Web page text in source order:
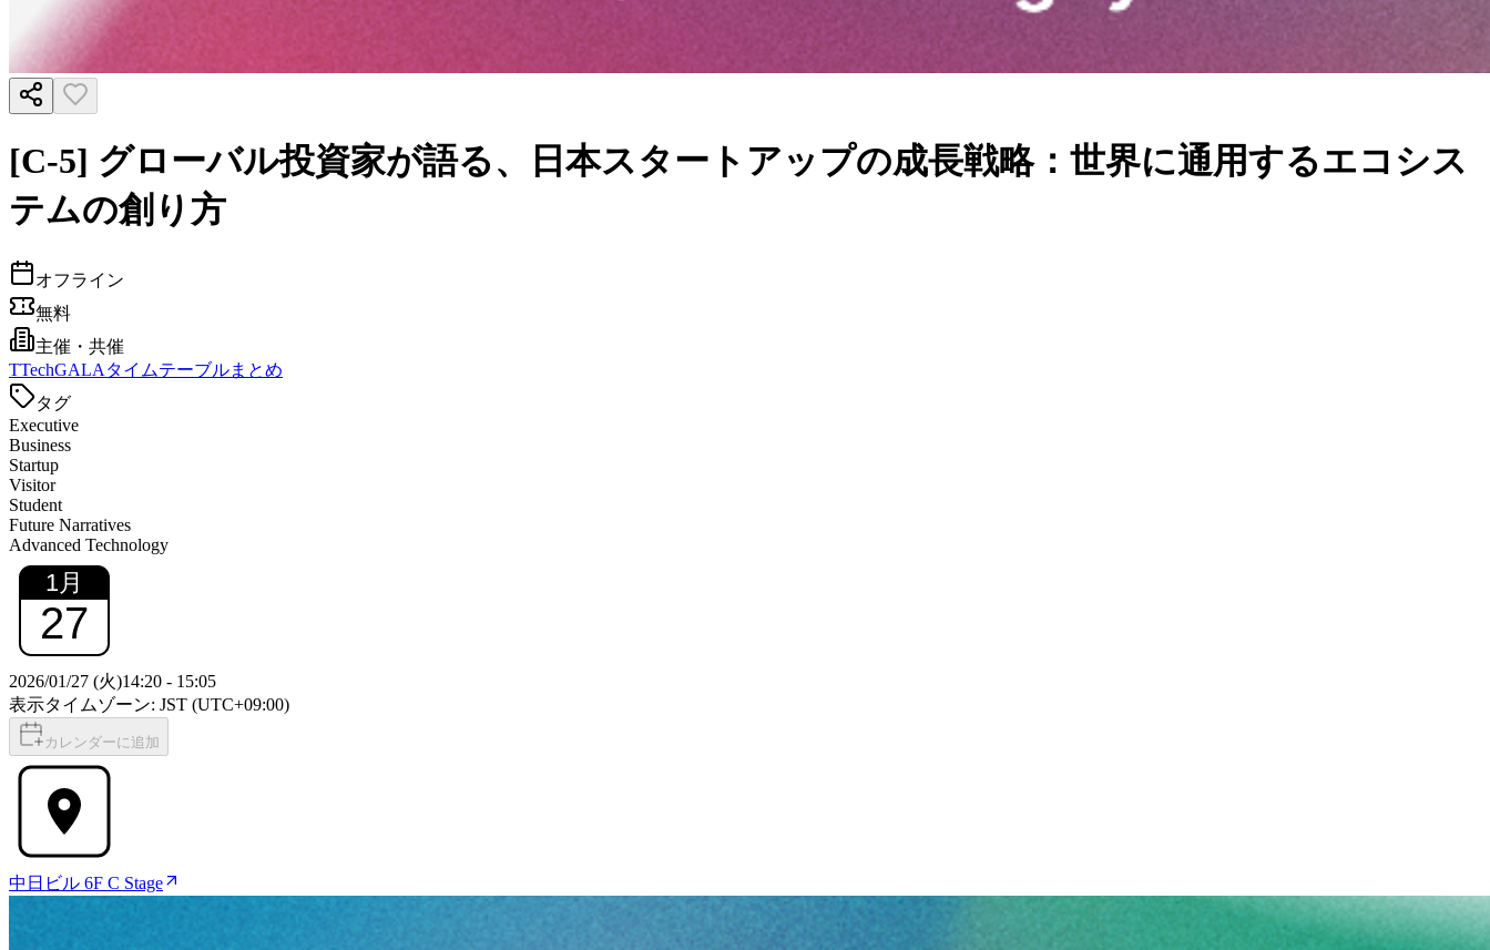
[C-5] グローバル投資家が語る、日本スタートアップの成長戦略：世界に通用するエコシス
テムの創り方
オフライン
無料
主催・共催
TTechGALAタイムテーブルまとめ
タグ
Executive
Business
Startup
Visitor
Student
Future Narratives
Advanced Technology
1月
27
2026/01/27 (火)14:20 - 15:05
表示タイムゾーン: JST (UTC+09:00)
カレンダーに追加
中日ビル 6F C Stage